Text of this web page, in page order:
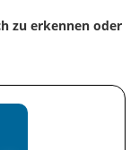
zu erkennen oder